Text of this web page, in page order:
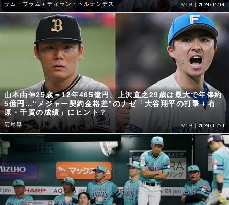
サム・ブラム＋ディラン・ヘルナンデス MLB 2024/04/19
山本由伸25歳＝12年465億円、上沢直之29歳は最大で年俸約
5億円…“メジャー契約金格差”のナゼ「大谷翔平の打撃＋有
原・千賀の成績」にヒント？
広尾晃 MLB 2024/01/20